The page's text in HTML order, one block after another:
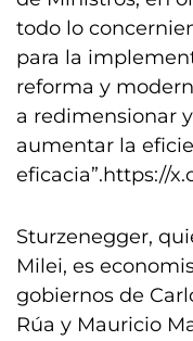
todo lo
para la
reforma y
a redimensionar
aumentar la
eficacia”.https://
Sturzenegger,
Milei, es
gobiernos de
Rúa y Mauricio